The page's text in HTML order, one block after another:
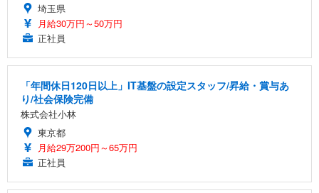
埼玉県
月給30万円～50万円
正社員
「年間休日120日以上」IT基盤の設定スタッフ/昇給・賞与あ
り/社会保険完備
株式会社小林
東京都
月給29万200円～65万円
正社員